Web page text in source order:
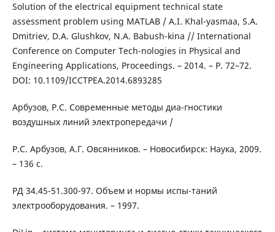
Solution of the electrical equipment technical state
assessment problem using MATLAB / A.I. Khal-yasmaa, S.A.
Dmitriev, D.A. Glushkov, N.A. Babush-kina // International
Conference on Computer Tech-nologies in Physical and
Engineering Applications, Proceedings. – 2014. – P. 72–72.
DOI: 10.1109/ICCTPEA.2014.6893285
Арбузов, Р.С. Современные методы диа-гностики
воздушных линий электропередачи /
Р.С. Арбузов, А.Г. Овсянников. – Новосибирск: Наука, 2009.
– 136 с.
РД 34.45-51.300-97. Объем и нормы испы-таний
электрооборудования. – 1997.